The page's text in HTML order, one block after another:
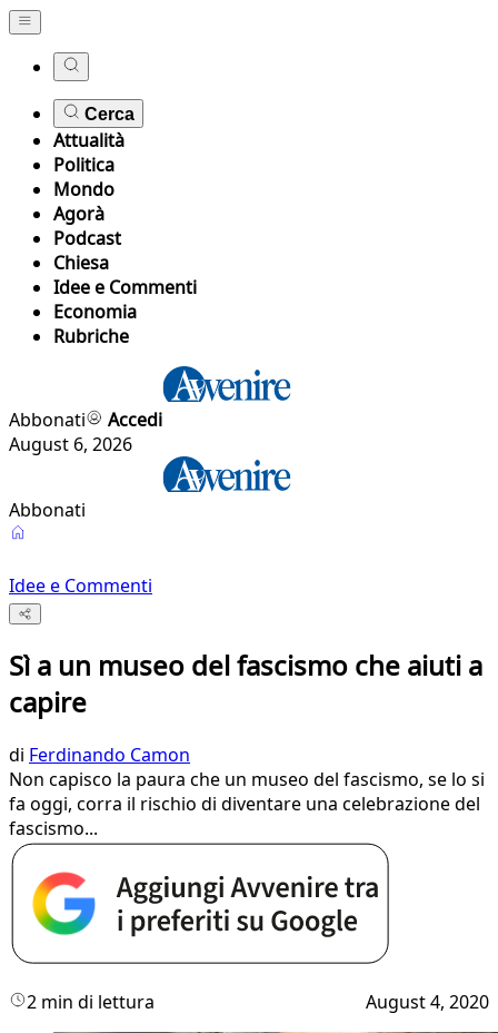
Cerca
Attualità
Politica
Mondo
Agorà
Podcast
Chiesa
Idee e Commenti
Economia
Rubriche
Abbonati
Accedi
August 6, 2026
Abbonati
Idee e Commenti
Sì a un museo del fascismo che aiuti a
capire
di Ferdinando Camon
Non capisco la paura che un museo del fascismo, se lo si
fa oggi, corra il rischio di diventare una celebrazione del
fascismo...
2 min di lettura August 4, 2020